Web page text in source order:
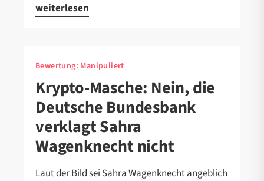
weiterlesen
Bewertung: Manipuliert
Krypto-Masche: Nein, die
Deutsche Bundesbank
verklagt Sahra
Wagenknecht nicht
Laut der Bild sei Sahra Wagenknecht angeblich